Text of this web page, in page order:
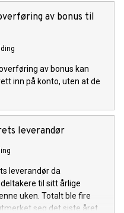
av bonus til
av bonus kan
inn på konto, uten at de
leverandør
leverandør da
til sitt årlige
uken. Totalt ble fire
seg det siste året.